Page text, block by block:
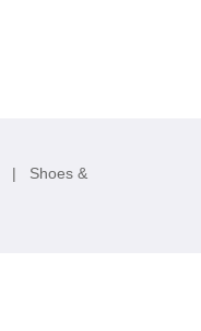
| Shoes &